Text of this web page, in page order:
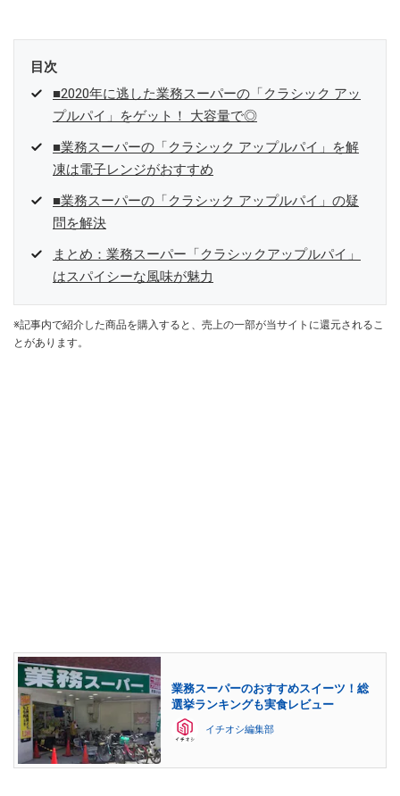
目次
■2020年に逃した業務スーパーの「クラシック アッ
プルパイ」をゲット！ 大容量で◎
■業務スーパーの「クラシック アップルパイ」を解
凍は電子レンジがおすすめ
■業務スーパーの「クラシック アップルパイ」の疑
問を解決
まとめ：業務スーパー「クラシックアップルパイ」
はスパイシーな風味が魅力
※記事内で紹介した商品を購入すると、売上の一部が当サイトに還元されるこ
とがあります。
業務スーパーのおすすめスイーツ！総
選挙ランキングも実食レビュー
イチオシ編集部